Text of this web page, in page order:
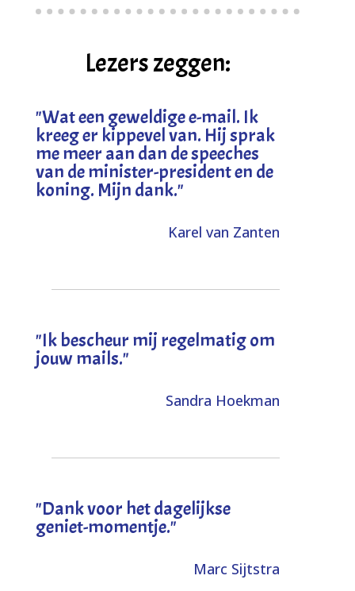
Lezers zeggen:
"Wat een geweldige e-mail. Ik
kreeg er kippevel van. Hij sprak
me meer aan dan de speeches
van de minister-president en de
koning. Mijn dank."
Karel van Zanten
"Ik bescheur mij regelmatig om
jouw mails."
Sandra Hoekman
"Dank voor het dagelijkse
geniet-momentje."
Marc Sijtstra